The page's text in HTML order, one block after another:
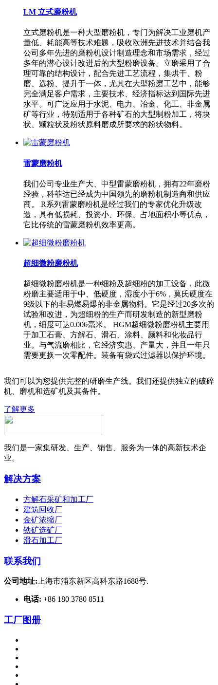
LM 立式磨粉机
立式磨粉机是一种大型磨粉机，专门为解决工业磨机产
量低、耗能高等技术难题，吸收欧洲先进技术并结合我
公司多年先进的磨粉机设计制造理念和市场需求，经过
多年的潜心设计改进后的大型粉磨设备。立磨采用了合
理可靠的结构设计，配合先进工艺流程，集烘干、粉
磨、选粉、提升于一体，尤其在大型粉磨工艺中，能够
完全满足客户需求，主要技术、经济指标达到国际先进
水平。可广泛应用于水泥、电力、冶金、化工、非金属
矿等行业，特别适用于各种矿石的大型制粉加工，将块
状、颗粒状及粉状原料磨成所要求的粉状物料。
雷蒙磨粉机
我们公司专业生产大、中型雷蒙磨粉机，拥有22年磨粉
经验，科菲达已经成为中国领先的磨粉机制造商和供应
商。 R系列雷蒙磨粉机是经过我们的专家优化升级改
造，具有低损耗、投资小、环保、占地面积小等优点，
它比传统的雷蒙磨粉机效率更高。
超细微粉磨粉机
超细微粉磨粉机是一种细粉及超细粉的加工设备，此微
粉磨主要适用于中、低硬度，湿度小于6%，莫氏硬度在
9级以下的非易燃易爆的非金属物料。它是经过20多次的
试验和改进，为超细粉的生产而研发制造的新型磨粉
机，细度可达0.006毫米。 HGM超细微粉磨粉机主要用
于加工石膏、方解石、滑石、涂料、颜料和化妆品行
业。与气流磨相比，它经济实惠、产量大，并且一年只
需要更换一次零配件。装备有袋式过滤器以保护环境。
我们可以为您提供完整的研磨生产线。我们还提供独立的破碎
机、磨机和选矿机及其备件。
了解更多
我们是一家集研发、生产、销售、服务为一体的高新技术企
业。
解决方案
方解石采矿和加工厂
建筑回收厂
金矿浓缩厂
铁矿选矿厂
滑石加工厂
联系我们
公司地址: 上海市浦东新区高科东路1688号.
电话: +86 180 3780 8511
工厂图册